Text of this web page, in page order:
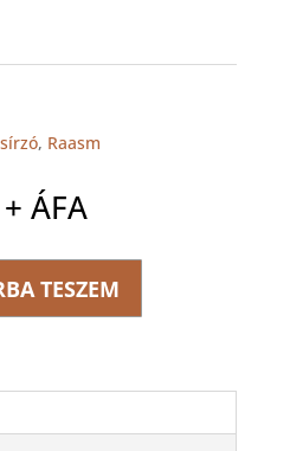
, Raasm
+ ÁFA
TESZEM